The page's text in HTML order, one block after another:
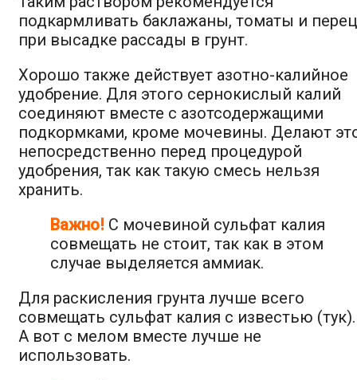
подкармливать баклажаны, томаты и перец
при высадке рассады в грунт.
Хорошо также действует азотно-калийное
удобрение. Для этого сернокислый калий
соединяют вместе с азотсодержащими
подкормками, кроме мочевины. Делают
непосредственно перед процедурой
удобрения, так как такую смесь нельзя
хранить.
Важно! С мочевиной сульфат калия
совмещать не стоит, так как в этом
случае выделяется аммиак.
Для раскисления грунта лучше всего
совмещать сульфат калия с известью (тук).
А вот с мелом вместе лучше не
использовать.